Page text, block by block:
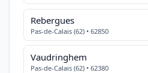
Rebergues
Pas-de-Calais (62) • 62850
Vaudringhem
Pas-de-Calais (62) • 62380